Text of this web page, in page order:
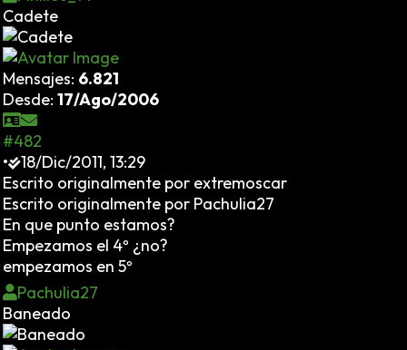
Cadete
Mensajes: 6.821
Desde: 17/Ago/2006
#482
•
18/Dic/2011, 13:29
Escrito originalmente por extremoscar
Escrito originalmente por Pachulia27
En que punto estamos?
Empezamos el 4º ¿no?
empezamos en 5º
Pachulia27
Baneado